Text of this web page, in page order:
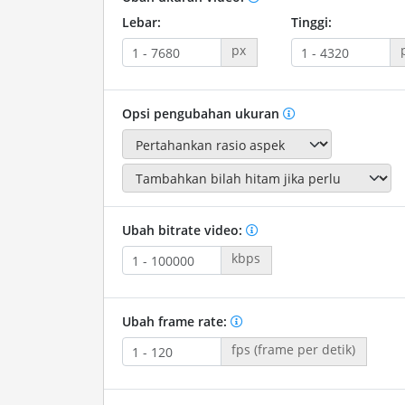
Lebar:
px
Tinggi:
Opsi pengubahan ukuran
Ubah bitrate video:
kbps
Ubah frame rate:
fps (frame per detik)